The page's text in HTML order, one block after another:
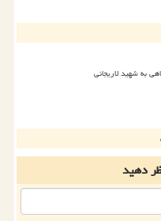
به شهید لاریجانی
دهید